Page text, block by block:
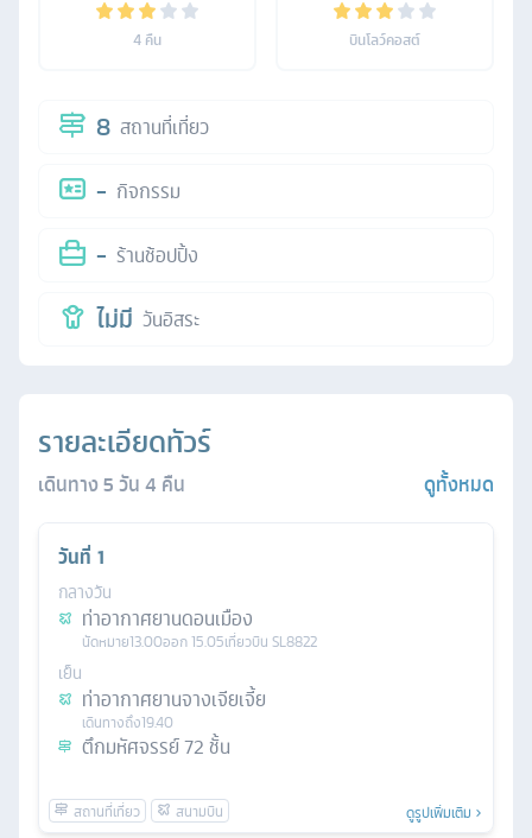
4 คืน บินโลว์คอสต์
8 สถานที่เที่ยว
- กิจกรรม
- ร้านช้อปปิ้ง
ไม่มี วันอิสระ
รายละเอียดทัวร์
เดินทาง5วัน4 คืน ดูทั้งหมด
วันที่ 1
กลางวัน
ท่าอากาศยานดอนเมือง
นัดหมาย13.00ออก15.05เที่ยวบิน SL8822
เย็น
ท่าอากาศยานจางเจียเจี้ย
เดินทางถึง19.40
ตึกมหัศจรรย์ 72 ชั้น
ดูรูปเพิ่มเติม